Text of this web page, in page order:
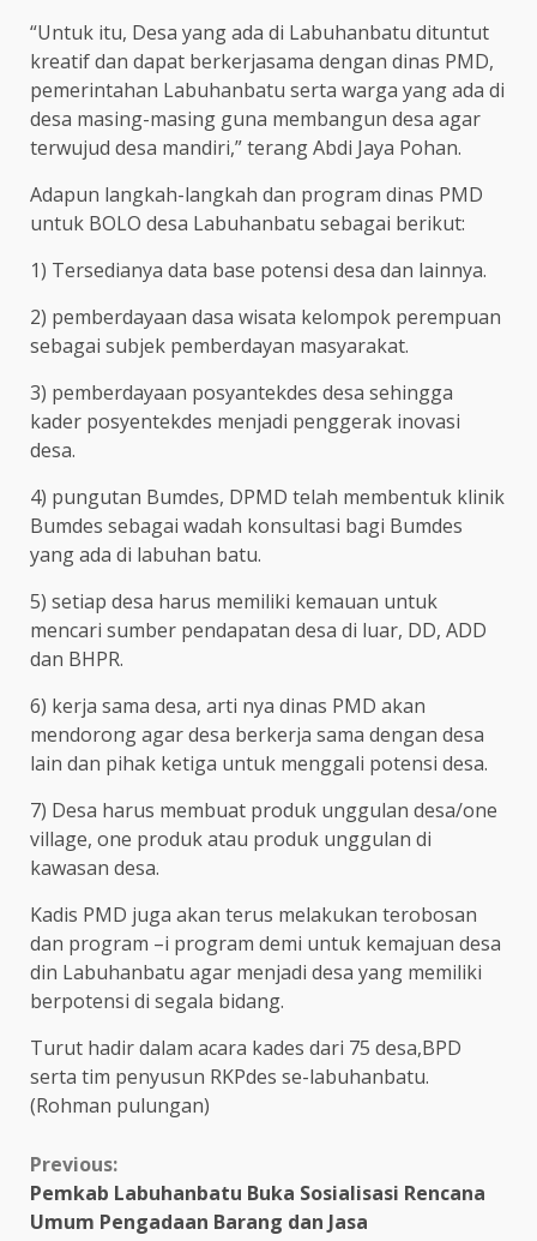
“Untuk itu, Desa yang ada di Labuhanbatu dituntut
kreatif dan dapat berkerjasama dengan dinas PMD,
pemerintahan Labuhanbatu serta warga yang ada di
desa masing-masing guna membangun desa agar
terwujud desa mandiri,” terang Abdi Jaya Pohan.
Adapun langkah-langkah dan program dinas PMD
untuk BOLO desa Labuhanbatu sebagai berikut:
1) Tersedianya data base potensi desa dan lainnya.
2) pemberdayaan dasa wisata kelompok perempuan
sebagai subjek pemberdayan masyarakat.
3) pemberdayaan posyantekdes desa sehingga
kader posyentekdes menjadi penggerak inovasi
desa.
4) pungutan Bumdes, DPMD telah membentuk klinik
Bumdes sebagai wadah konsultasi bagi Bumdes
yang ada di labuhan batu.
5) setiap desa harus memiliki kemauan untuk
mencari sumber pendapatan desa di luar, DD, ADD
dan BHPR.
6) kerja sama desa, arti nya dinas PMD akan
mendorong agar desa berkerja sama dengan desa
lain dan pihak ketiga untuk menggali potensi desa.
7) Desa harus membuat produk unggulan desa/one
village, one produk atau produk unggulan di
kawasan desa.
Kadis PMD juga akan terus melakukan terobosan
dan program –i program demi untuk kemajuan desa
din Labuhanbatu agar menjadi desa yang memiliki
berpotensi di segala bidang.
Turut hadir dalam acara kades dari 75 desa,BPD
serta tim penyusun RKPdes se-labuhanbatu.
(Rohman pulungan)
Continue
Reading
Previous:
Pemkab Labuhanbatu Buka Sosialisasi Rencana
Umum Pengadaan Barang dan Jasa